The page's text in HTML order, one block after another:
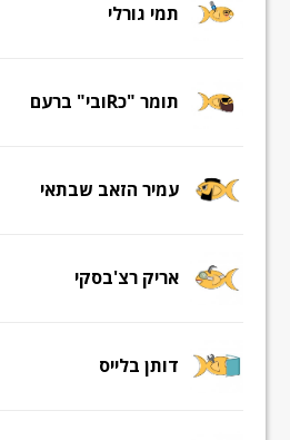
תמי גורלי
תומר "כRובי" ברעם
עמיר הזאב שבתאי
אריק רצ'בסקי
דותן בלייס